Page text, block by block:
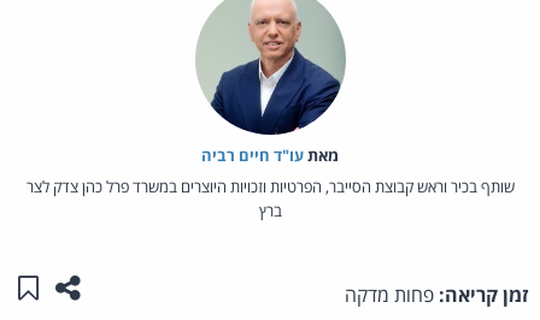
מאת‏עו"ד חיים רביה
שותף בכיר וראש קבוצת הסייבר, הפרטיות וזכויות היוצרים במשרד פרל כהן צדק לצר
ברץ
זמן קריאה: פחות מדקה שתפו